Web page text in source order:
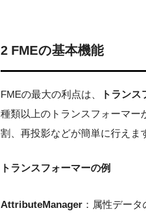
2 FMEの基本機能
FMEの最大の利点は、 トラン
種類以上のトランスフォーマー
割、再投影などが簡単に行えま
トランスフォーマーの例
AttributeManager ：属性デー